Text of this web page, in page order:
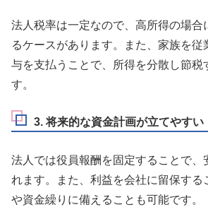
法人税率は一定なので、高所得の場合
るケースがあります。また、家族を従
与を支払うことで、所得を分散し節税
す。
3. 将来的な資金計画が立てやすい
法人では役員報酬を固定することで、
れます。また、利益を会社に留保する
や資金繰りに備えることも可能です。